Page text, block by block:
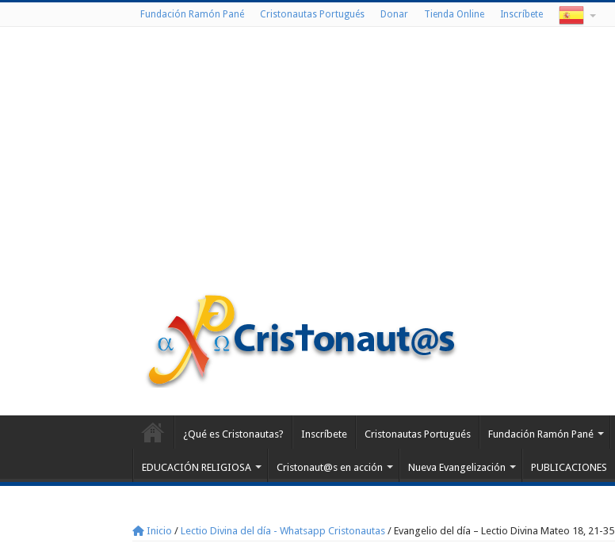
Fundación Ramón Pané Cristonautas Portugués Donar Tienda Online Inscríbete
¿Qué es Cristonautas? Inscríbete Cristonautas Portugués Fundación Ramón Pané
EDUCACIÓN RELIGIOSA Cristonaut@s en acción Nueva Evangelización PUBLICACIONES
Inicio / Lectio Divina del día - Whatsapp Cristonautas / Evangelio del día – Lectio Divina Mateo 18, 21-35